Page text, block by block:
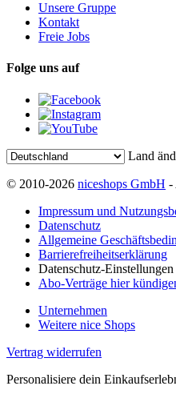
Unsere Gruppe
Kontakt
Freie Jobs
Folge uns auf
Land
© 2010-2026 niceshops GmbH -
Impressum und
Datenschutz
Allgemeine
Barrierefreiheitserklärung
Datenschutz-Einstellungen
Abo-Verträge hier
Unternehmen
Weitere nice Shops
Vertrag widerrufen
Personalisiere dein